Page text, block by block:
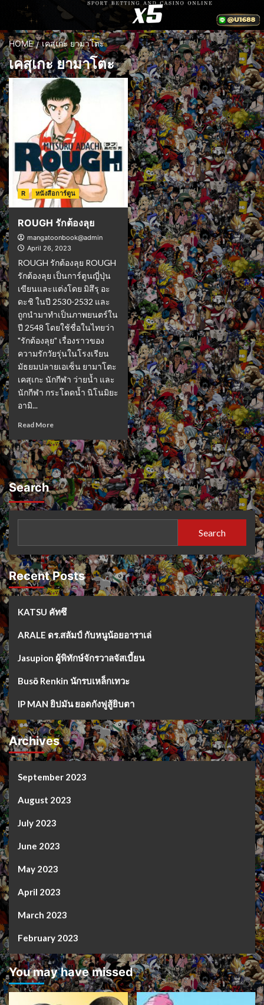
HOME เคสุเกะ ยามาโตะ
เคสุเกะ ยามาโตะ
R หนังสือการ์ตูน
ROUGH รักต้องลุย
mangatoonbook@admin
April 26, 2023
ROUGH รักต้องลุย ROUGH
รักต้องลุย เป็นการ์ตูนญี่ปุ่น
เขียนและแต่งโดย มิสึรุ อะ
ดะชิ ในปี 2530-2532 และ
ถูกนำมาทำเป็นภาพยนตร์ใน
ปี 2548 โดยใช้ชื่อในไทยว่า
"รักต้องลุย" เรื่องราวของ
ความรักวัยรุ่นในโรงเรียน
มัธยมปลายเอเซ็น ยามาโตะ
เคสุเกะ นักกีฬา ว่ายน้ำ และ
นักกีฬา กระโดดน้ำ นิโนมิยะ
อามิ...
Read More
Search
Search
Recent Posts
KATSU คัทซึ
ARALE ดร.สลัมป์ กับหนูน้อยอาราเล่
Jasupion ผู้พิทักษ์จักรวาลจัสเบี้ยน
Busō Renkin นักรบเหล็กเทวะ
IP MAN ยิปมัน ยอดกังฟูสู้ยิบตา
Archives
September 2023
August 2023
July 2023
June 2023
May 2023
April 2023
March 2023
February 2023
You may have missed